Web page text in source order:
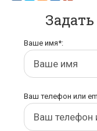
Ваше имя*:
Ваш телефон или